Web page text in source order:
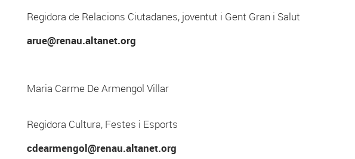
Regidora de Relacions Ciutadanes, joventut i Gent Gran i Salut
arue@renau.altanet.org
Maria Carme De Armengol Villar
Regidora Cultura, Festes i Esports
cdearmengol@renau.altanet.org